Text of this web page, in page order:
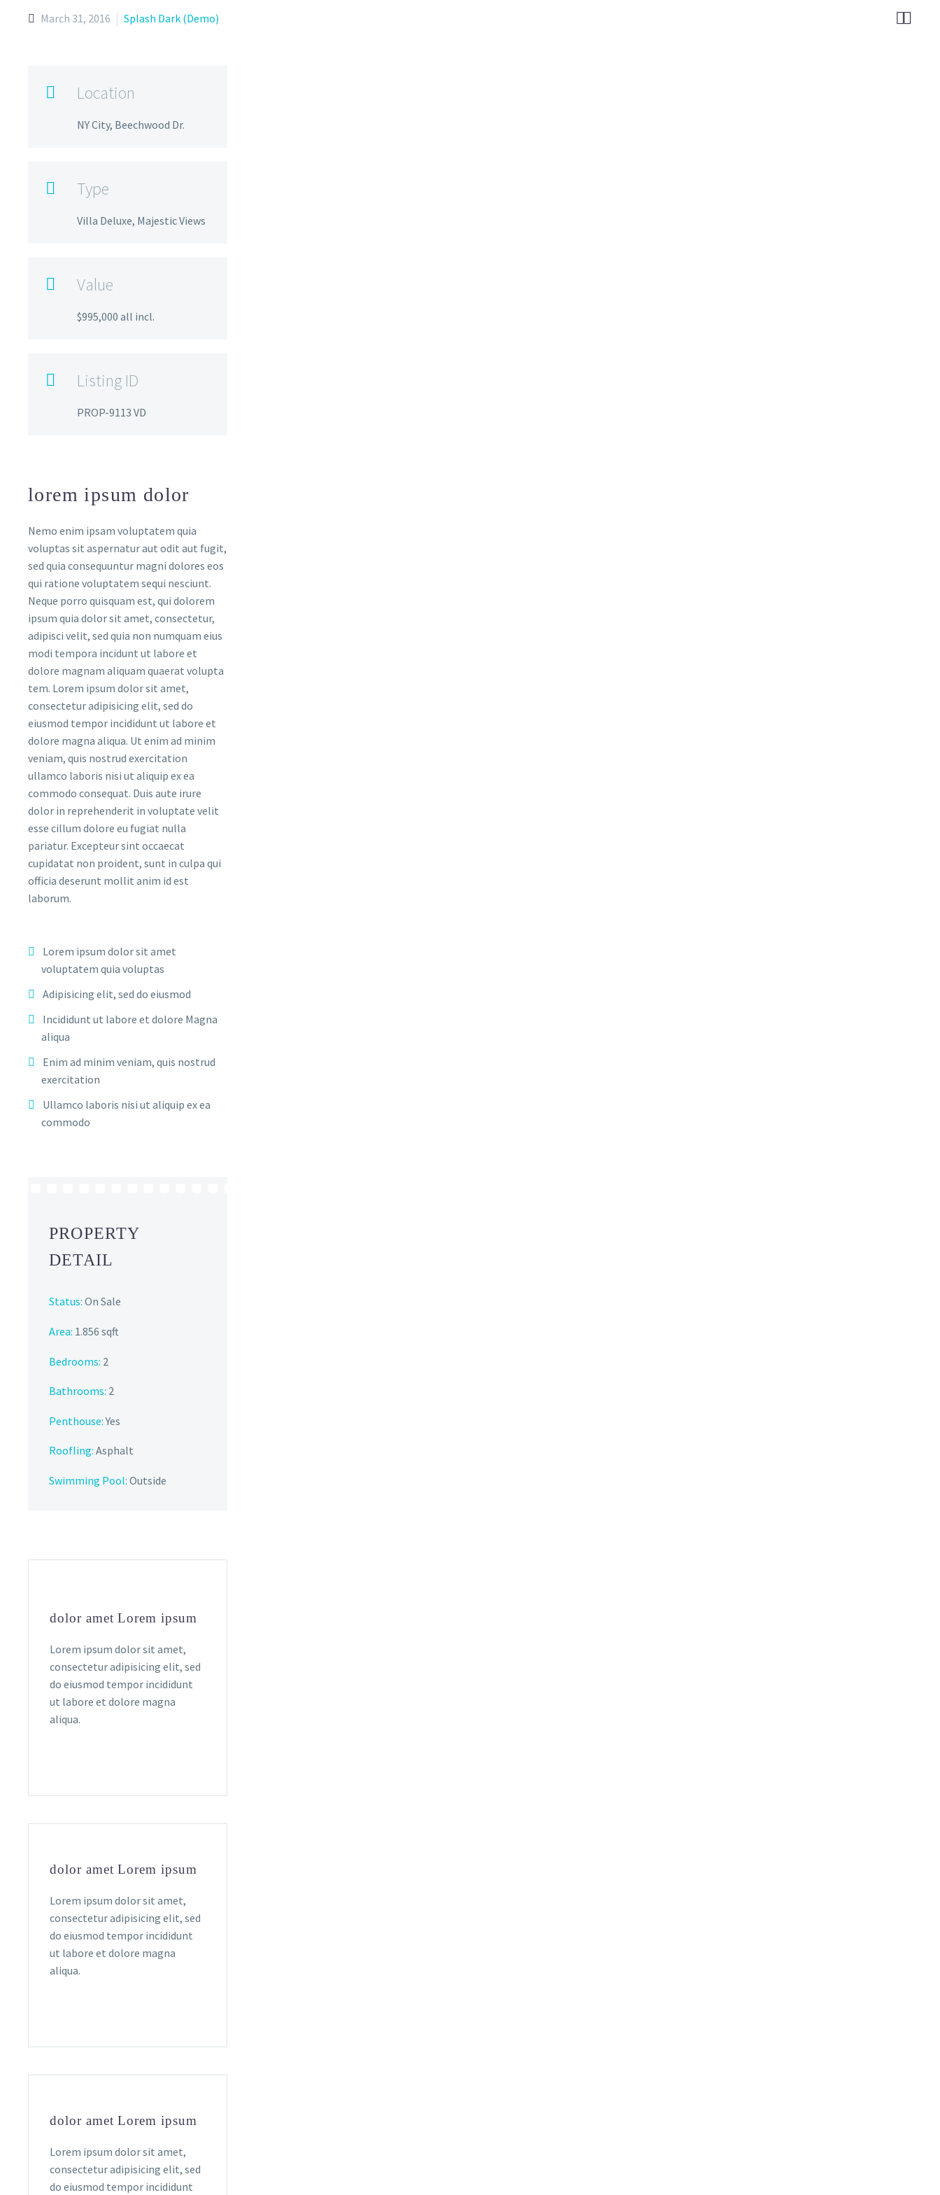

March 31, 2016 Splash Dark (Demo)
 Location
NY City, Beechwood Dr.
 Type
Villa Deluxe, Majestic Views
 Value
$995,000 all incl.
 Listing ID
PROP-9113 VD
lorem ipsum dolor
Nemo enim ipsam voluptatem quia
voluptas sit aspernatur aut odit aut fugit,
sed quia consequuntur magni dolores eos
qui ratione voluptatem sequi nesciunt.
Neque porro quisquam est, qui dolorem
ipsum quia dolor sit amet, consectetur,
adipisci velit, sed quia non numquam eius
modi tempora incidunt ut labore et
dolore magnam aliquam quaerat volupta
tem. Lorem ipsum dolor sit amet,
consectetur adipisicing elit, sed do
eiusmod tempor incididunt ut labore et
dolore magna aliqua. Ut enim ad minim
veniam, quis nostrud exercitation
ullamco laboris nisi ut aliquip ex ea
commodo consequat. Duis aute irure
dolor in reprehenderit in voluptate velit
esse cillum dolore eu fugiat nulla
pariatur. Excepteur sint occaecat
cupidatat non proident, sunt in culpa qui
officia deserunt mollit anim id est
laborum.
Lorem ipsum dolor sit amet
voluptatem quia voluptas
Adipisicing elit, sed do eiusmod
Incididunt ut labore et dolore Magna
aliqua
Enim ad minim veniam, quis nostrud
exercitation
Ullamco laboris nisi ut aliquip ex ea
commodo
PROPERTY
DETAIL
Status: On Sale
Area: 1.856 sqft
Bedrooms: 2
Bathrooms: 2
Penthouse:Yes
Roofling: Asphalt
Swimming Pool: Outside
dolor amet Lorem ipsum
Lorem ipsum dolor sit amet,
consectetur adipisicing elit, sed
do eiusmod tempor incididunt
ut labore et dolore magna
aliqua.
dolor amet Lorem ipsum
Lorem ipsum dolor sit amet,
consectetur adipisicing elit, sed
do eiusmod tempor incididunt
ut labore et dolore magna
aliqua.
dolor amet Lorem ipsum
Lorem ipsum dolor sit amet,
consectetur adipisicing elit, sed
do eiusmod tempor incididunt